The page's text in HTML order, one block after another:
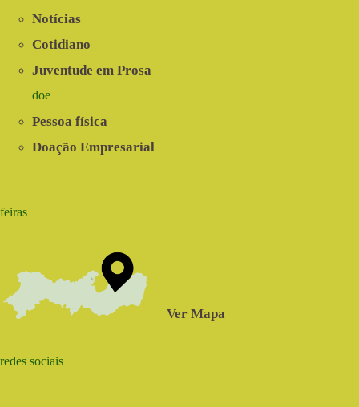
Notícias
Cotidiano
Juventude em Prosa
doe
Pessoa física
Doação Empresarial
feiras
Ver Mapa
redes sociais